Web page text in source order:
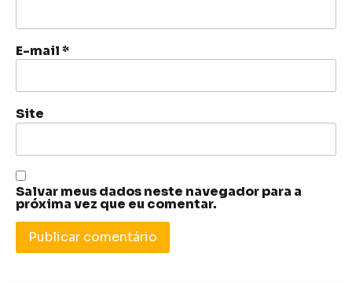
E-mail*
Site
Salvar meus dados neste navegador para a
próxima vez que eu comentar.